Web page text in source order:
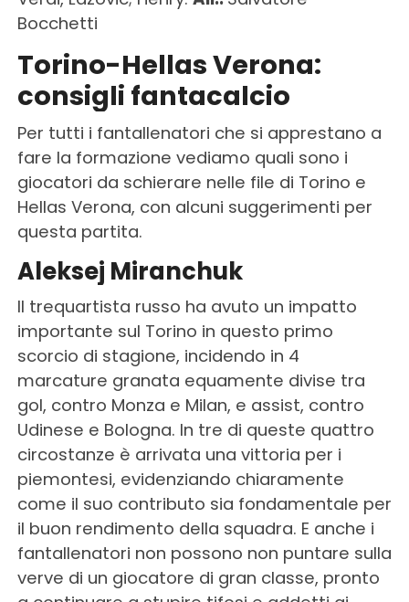
Bocchetti
Torino-Hellas Verona:
consigli fantacalcio
Per tutti i fantallenatori che si apprestano a
fare la formazione vediamo quali sono i
giocatori da schierare nelle file di Torino e
Hellas Verona, con alcuni suggerimenti per
questa partita.
Aleksej Miranchuk
Il trequartista russo ha avuto un impatto
importante sul Torino in questo primo
scorcio di stagione, incidendo in 4
marcature granata equamente divise tra
gol, contro Monza e Milan, e assist, contro
Udinese e Bologna. In tre di queste quattro
circostanze è arrivata una vittoria per i
piemontesi, evidenziando chiaramente
come il suo contributo sia fondamentale per
il buon rendimento della squadra. E anche i
fantallenatori non possono non puntare sulla
verve di un giocatore di gran classe, pronto